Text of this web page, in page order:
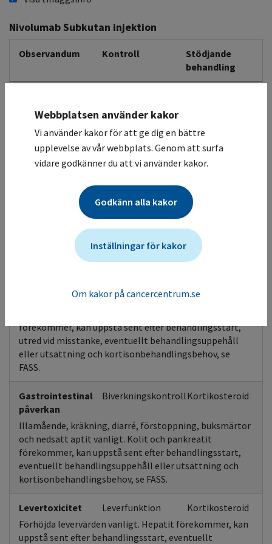
Nivolumab Subkutan injektion
Observandum Kontroll
Stödjande
behandling
Observera att biverkningar generellt kan uppstå sent,
Eventuellt behov av kortikosteroidbehandling, se FASS.
Akut
Puls
Akutberedskap
Infusionsrelaterad reaktion förekommer.
Blodvärden
Enligt lokala
riktlinjer
Andnöd och hosta vanligt. Övre luftvägsinfektion och
förekommer, kan uppstå sent efter behandlingsstart,
utred vid misstanke, eventuellt behandlingsuppehåll
eller utsättning och kortisonbehandlingsbehov, se
FASS.
Gastrointestinal
påverkan
BiverkningskontrollKortikosteroid
Illamående, kräkning, diarré, förstoppning, buksmärtor
och nedsatt aptit vanligt. Kolit och pankreatit
förekommer, kan uppstå sent efter behandlingsstart,
eventuellt behandlingsuppehåll eller utsättning och
kortisonbehandlingsbehov, se FASS.
Levertoxicitet Leverfunktion
Kortikosteroid
Förhöjda levervärden vanligt. Hepatit förekommer, kan
uppstå sent efter behandlingsstart, eventuellt
Webbplatsen använder kakor
Vi använder kakor för att ge dig en bättre
upplevelse av vår webbplats. Genom att surfa
vidare godkänner du att vi använder kakor.
Godkänn alla kakor
Inställningar för kakor
Om kakor på cancercentrum.se